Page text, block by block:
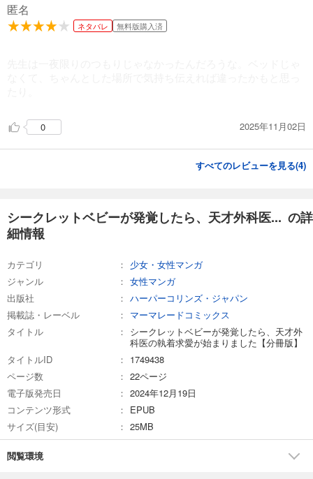
匿名
ネタバレ 無料版購入済
0 2025年11月02日
すべてのレビューを見る(4)
シークレットベビーが発覚したら、天才外科医... の詳
細情報
カテゴリ
少女・女性マンガ
ジャンル
女性マンガ
出版社
ハーパーコリンズ・ジャパン
掲載誌・レーベル
マーマレードコミックス
タイトル
シークレットベビーが発覚したら、天才外
科医の執着求愛が始まりました【分冊版】
タイトルID
1749438
ページ数
22ページ
電子版発売日
2024年12月19日
コンテンツ形式
EPUB
サイズ(目安)
25MB
閲覧環境